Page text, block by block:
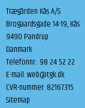
Trægården Kås A/S
Brogaardsgade 14-19, Kås
9490 Pandrup
Danmark
Telefonnr.: 98 24 52 22
E-mail:web@tgk.dk
CVR-nummer: 82167315
Sitemap